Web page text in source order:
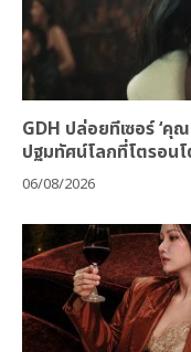
GDH ปล่อยทีเซอร์ ‘คุ
ปฐมทัศน์โลกที่โตรอน
06/08/2026